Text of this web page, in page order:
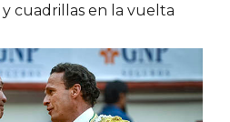
cuadrillas en la vuelta